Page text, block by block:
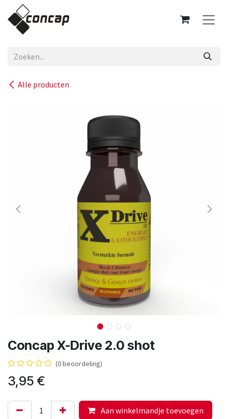
Overslaan naar inhoud
Alle producten
Concap X-Drive 2.0 shot
(0 beoordeling)
3,95 €
Aan winkelmandje toevoegen